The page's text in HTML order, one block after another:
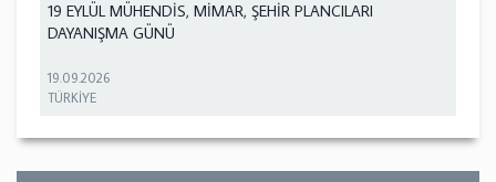
19 EYLÜL MÜHENDİS, MİMAR, ŞEHİR PLANCILARI
DAYANIŞMA GÜNÜ
19.09.2026
TÜRKİYE